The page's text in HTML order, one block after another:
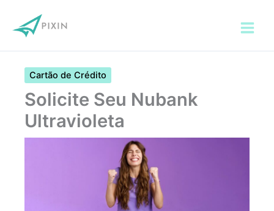
para
Cartão de Crédito
Solicite Seu Nubank
Ultravioleta